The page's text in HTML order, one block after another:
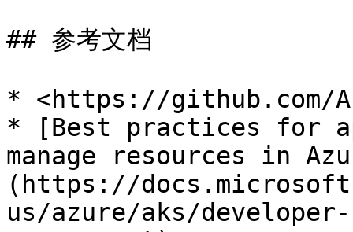
## 参考文档
* <https://github.com/
* [Best practices for
manage resources in
(https://
us/azure/aks/